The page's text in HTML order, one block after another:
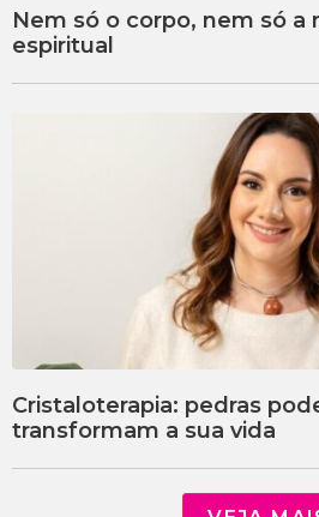
Nem só o corpo, nem só a
espiritual
Cristaloterapia: pedras
transformam a sua vida